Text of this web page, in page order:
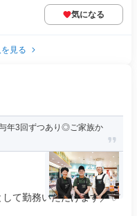
気になる
見る
年3回ずつあり◎ご家族か
て勤務いただけます／ ✅